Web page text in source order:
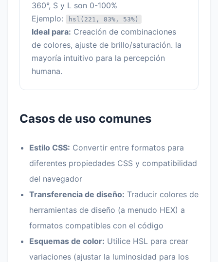
360°, S y L son 0-100%
Ejemplo:
hsl(221, 83%, 53%)
Ideal para: Creación de combinaciones
de colores, ajuste de brillo/saturación. la
mayoría intuitivo para la percepción
humana.
Casos de uso comunes
Estilo CSS: Convertir entre formatos para
diferentes propiedades CSS y compatibilidad
del navegador
Transferencia de diseño: Traducir colores de
herramientas de diseño (a menudo HEX) a
formatos compatibles con el código
Esquemas de color: Utilice HSL para crear
variaciones (ajustar la luminosidad para los